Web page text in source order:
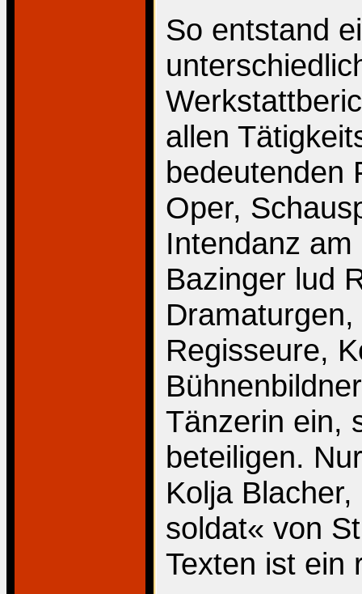
So entstand
allen
bedeutenden
Oper,
Intendanz
Bazinger lud
Regisseure,
Tänzerin ein,
beteiligen.
Kolja
soldat« von
Texten ist ein